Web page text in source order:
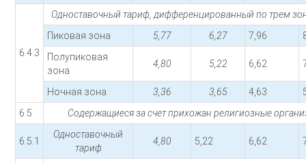
6.4.3
Одноставочный тариф, дифференцированный по трем
Пиковая зона
5,77 6,27 7,96
Полупиковая
зона
4,80 5,22 6,62
Ночная зона 3,36 3,65 4,63
6.5
Содержащиеся за счет прихожан религиозные
6.5.1
Одноставочный
тариф
4,80 5,22 6,62